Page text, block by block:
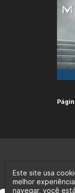
Este site usa
melhor
navegar, você